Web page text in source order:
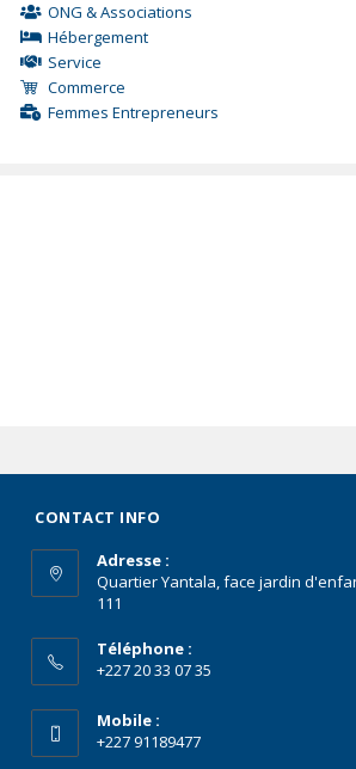
ONG & Associations
Hébergement
Service
Commerce
Femmes Entrepreneurs
CONTACT INFO
Adresse :
Quartier Yantala, face jardin
111
Téléphone :
+227 20 33 07 35
Mobile :
+227 91189477